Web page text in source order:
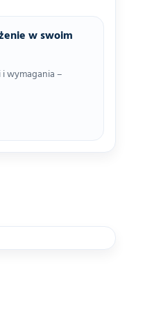
w swoim
wymagania –